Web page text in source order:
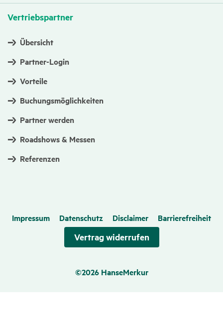
Vertriebs­partner
Übersicht
Partner-Login
Vorteile
Buchungsmöglichkeiten
Partner werden
Roadshows & Messen
Referenzen
©2026 HanseMerkur
Impressum Datenschutz Disclaimer Barrierefreiheit
Vertrag wider­rufen